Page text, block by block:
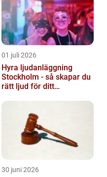
01 juli 2026
Hyra ljudanläggning
Stockholm - så skapar du
rätt ljud för ditt
30 juni 2026